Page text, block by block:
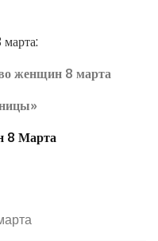
женщин 8 марта
8 Марта